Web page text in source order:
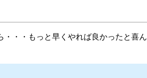
・・もっと早くやれば良かったと喜ん